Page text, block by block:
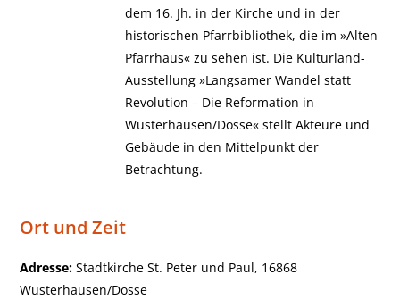
dem 16. Jh. in der Kirche und in der
historischen Pfarrbibliothek, die im »Alten
Pfarrhaus« zu sehen ist. Die Kulturland-
Ausstellung »Langsamer Wandel statt
Revolution – Die Reformation in
Wusterhausen/Dosse« stellt Akteure und
Gebäude in den Mittelpunkt der
Betrachtung.
Ort und Zeit
Adresse: Stadtkirche St. Peter und Paul, 16868
Wusterhausen/Dosse